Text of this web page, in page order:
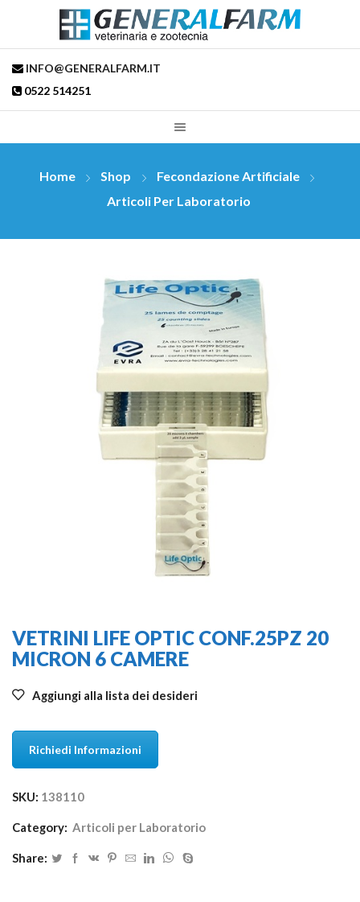
INFO@GENERALFARM.IT
0522 514251
Home Shop
Fecondazione Artificiale
Articoli Per Laboratorio
VETRINI LIFE OPTIC CONF.25PZ 20
MICRON 6 CAMERE
Aggiungi alla lista dei desideri
Richiedi Informazioni
SKU: 138110
Category: Articoli per Laboratorio
Share: